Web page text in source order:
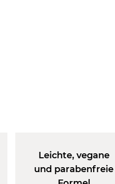
Leichte, vegane
und parabenfreie